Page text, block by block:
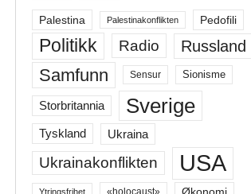
Palestina Palestinakonflikten Pedofili
Politikk Radio Russland
Samfunn Sensur Sionisme
Storbritannia Sverige
Tyskland Ukraina
Ukrainakonflikten USA
Ytringsfrihet